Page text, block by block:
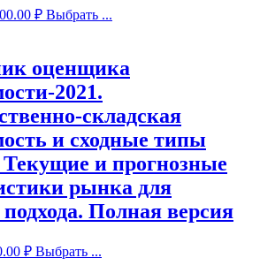
₽ Выбрать ...
оценщика
2021.
складская
и сходные типы
Текущие и прогнозные
рынка для
подхода. Полная версия
₽ Выбрать ...